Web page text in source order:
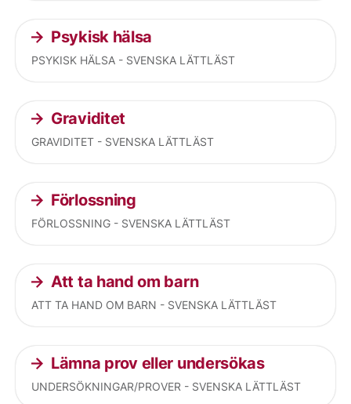
Psykisk hälsa
PSYKISK HÄLSA - SVENSKA LÄTTLÄST
Graviditet
GRAVIDITET - SVENSKA LÄTTLÄST
Förlossning
FÖRLOSSNING - SVENSKA LÄTTLÄST
Att ta hand om barn
ATT TA HAND OM BARN - SVENSKA LÄTTLÄST
Lämna prov eller undersökas
UNDERSÖKNINGAR/PROVER - SVENSKA LÄTTLÄST